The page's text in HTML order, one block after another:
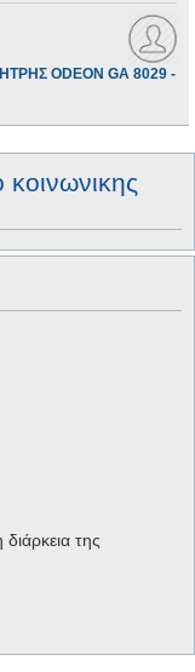
ODEON GA 8029 -
κοινωνικης
της